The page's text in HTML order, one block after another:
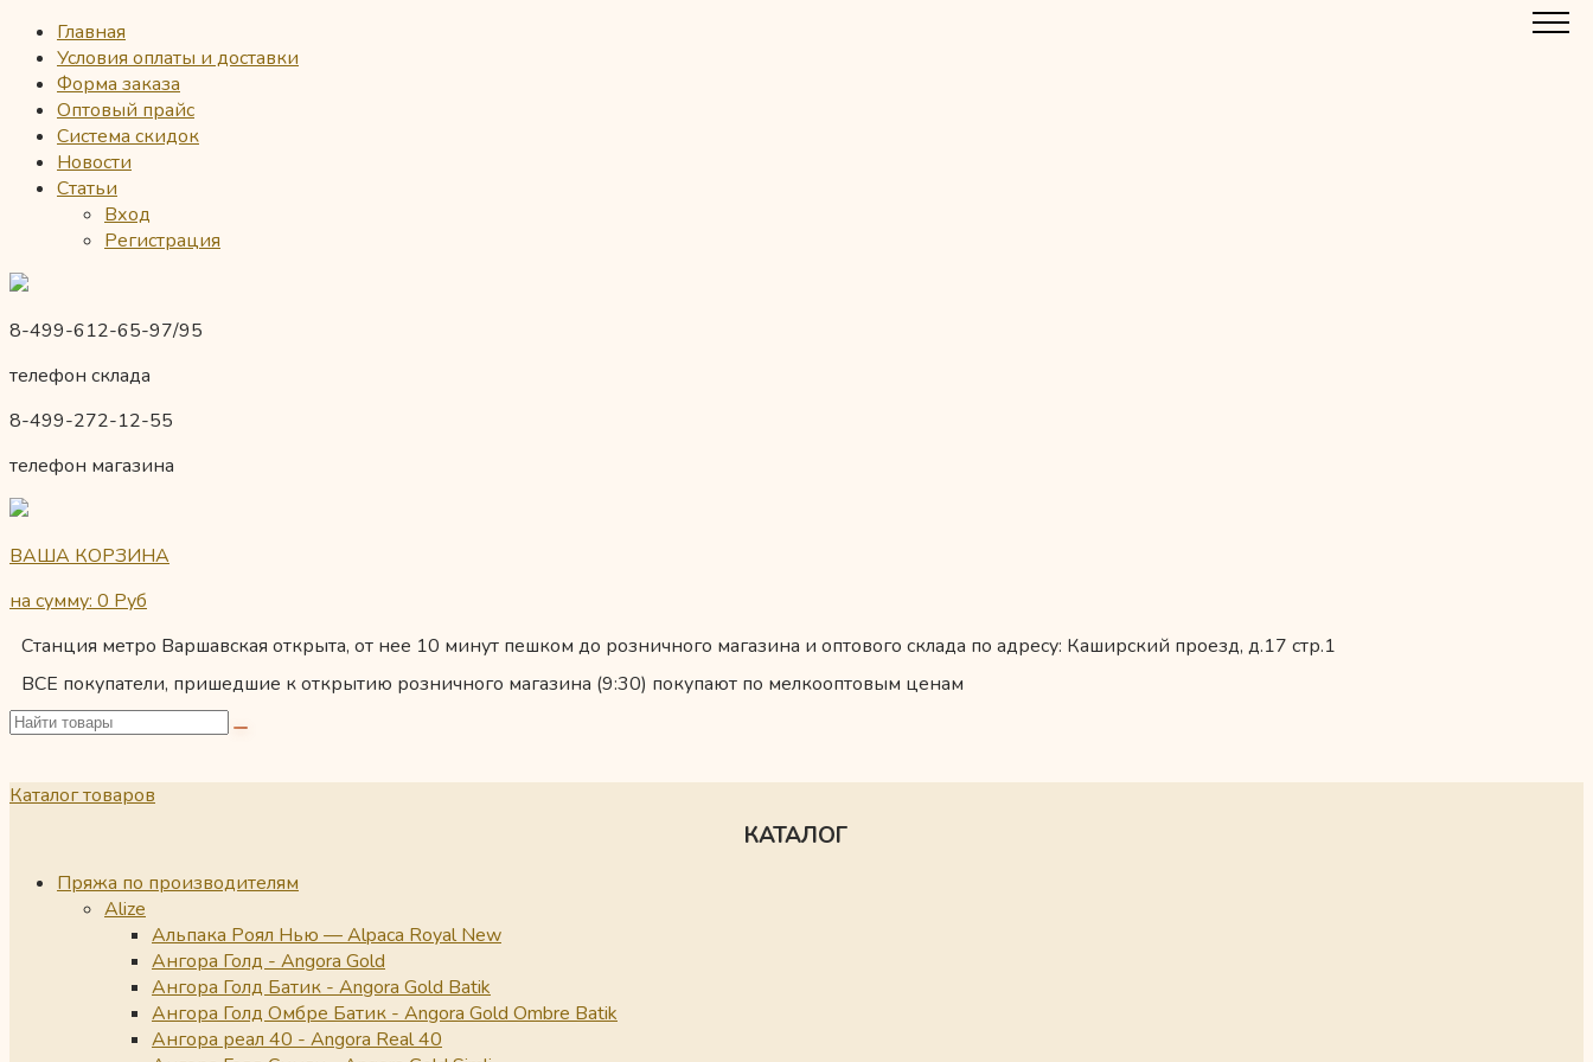
Главная
Условия оплаты и доставки
Форма заказа
Оптовый прайс
Система скидок
Новости
Статьи
Вход
Регистрация
8-499-612-65-97/95
телефон склада
8-499-272-12-55
телефон магазина
ВАША КОРЗИНА
на сумму: 0 Руб
Станция метро Варшавская открыта, от нее 10 минут пешком до розничного магазина и оптового склада по адресу: Каширский проезд, д.17 стр.1
ВСЕ покупатели, пришедшие к открытию розничного магазина (9:30) покупают по мелкооптовым ценам
Каталог товаров
КАТАЛОГ
Пряжа по производителям
Alize
Альпака Роял Нью — Alpaca Royal New
Ангора Голд - Angora Gold
Ангора Голд Батик - Angora Gold Batik
Ангора Голд Омбре Батик - Angora Gold Ombre Batik
Ангора реал 40 - Angora Real 40